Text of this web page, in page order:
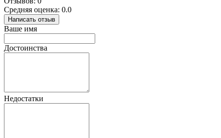
Средняя оценка: 0.0
Написать отзыв
Ваше имя
Достоинства
Недостатки